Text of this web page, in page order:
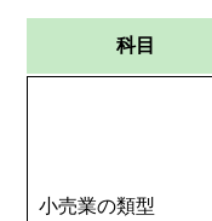
科目
小売業の類型